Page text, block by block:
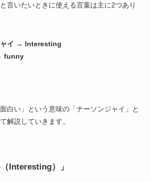
言いたいときに使える言葉は主に2つあり
ャイ → Interesting
funny
白い」という意味の「ナーソンジャイ」と
解説していきます。
Interesting）」